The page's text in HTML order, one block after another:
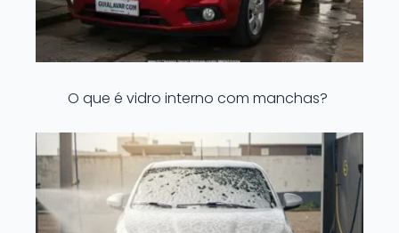
O que é vidro interno com manchas?